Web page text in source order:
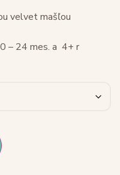
velvet mašľou
– 24 mes. a 4+ r